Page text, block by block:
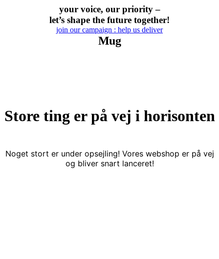
your voice, our priority –
let’s shape the future together!
join our campaign : help us deliver
Mug
Store ting er på vej i horisonten
Noget stort er under opsejling! Vores webshop er på vej
og bliver snart lanceret!